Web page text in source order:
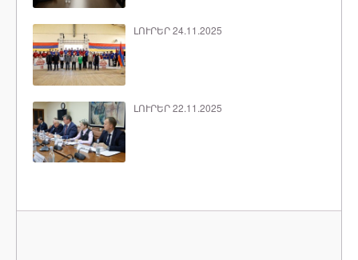
ԼՈՒՐԵՐ 24.11.2025
ԼՈՒՐԵՐ 22.11.2025